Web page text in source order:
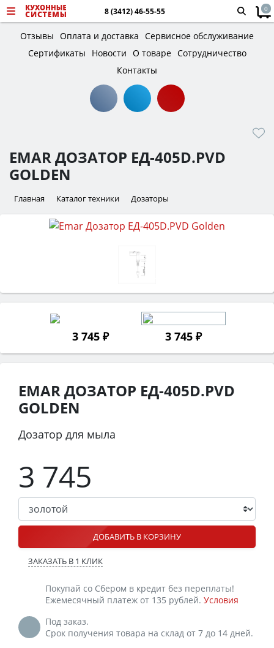
8 (3412) 46-55-55 0
Отзывы Оплата и доставка Сервисное обслуживание
Сертификаты
Новости О товаре Сотрудничество
Контакты
EMAR ДОЗАТОР ЕД-405D.PVD
GOLDEN
Главная Каталог техники Дозаторы
3 745 ₽ 3 745 ₽
EMAR ДОЗАТОР ЕД-405D.PVD
GOLDEN
Дозатор для мыла
3 745
ДОБАВИТЬ В КОРЗИНУ
ЗАКАЗАТЬ В 1 КЛИК
Покупай со Сбером в кредит без переплаты!
Ежемесячный платеж от 135 рублей. Условия
Под заказ.
Срок получения товара на склад от 7 до 14 дней.